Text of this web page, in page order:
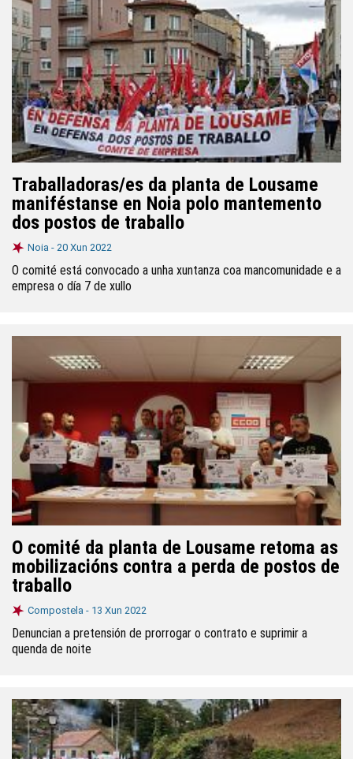
Traballadoras/es da planta de Lousame
maniféstanse en Noia polo mantemento
dos postos de traballo
Noia - 20 Xun 2022
O comité está convocado a unha xuntanza coa mancomunidade e a
empresa o día 7 de xullo
O comité da planta de Lousame retoma as
mobilizacións contra a perda de postos de
traballo
Compostela - 13 Xun 2022
Denuncian a pretensión de prorrogar o contrato e suprimir a
quenda de noite